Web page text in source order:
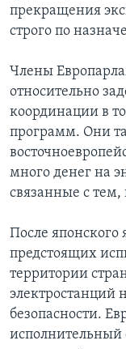
прекращения
строго по
Члены
относительно
координации в
программ. Они
много денег на
связанные с тем,
После японского
предстоящих
территории
электростанций
безопасности.
исполнительный